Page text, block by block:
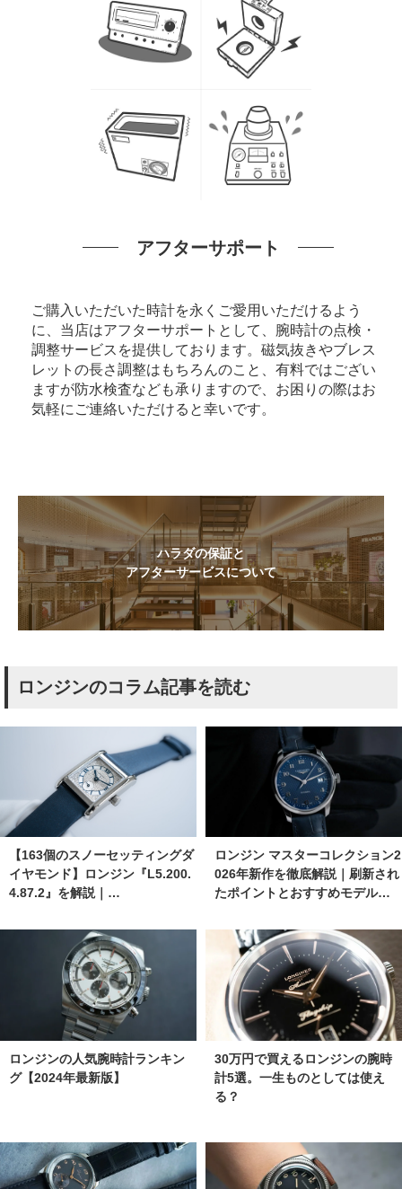
アフターサポート
ご購入いただいた時計を永くご愛用いただけるよう
に、当店はアフターサポートとして、腕時計の点検・
調整サービスを提供しております。磁気抜きやブレス
レットの長さ調整はもちろんのこと、有料ではござい
ますが防水検査なども承りますので、お困りの際はお
気軽にご連絡いただけると幸いです。
ハラダの保証と
アフターサービスについて
ロンジンのコラム記事を読む
【163個のスノーセッティングダ
イヤモンド】ロンジン『L5.200.
4.87.2』を解説｜…
ロンジン マスターコレクション2
026年新作を徹底解説｜刷新され
たポイントとおすすめモデル…
ロンジンの人気腕時計ランキン
グ【2024年最新版】
30万円で買えるロンジンの腕時
計5選。一生ものとしては使え
る？